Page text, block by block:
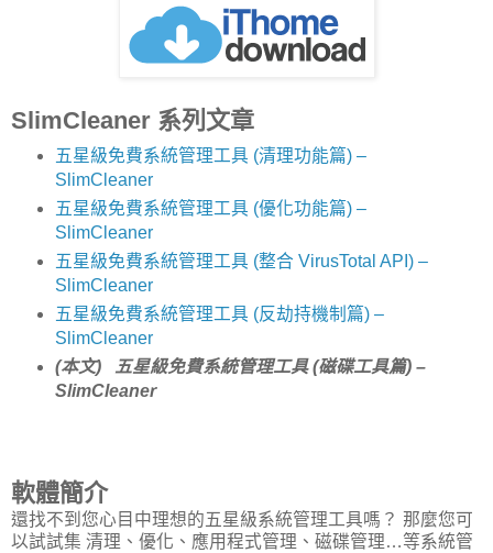
SlimCleaner 系列文章
五星級免費系統管理工具 (清理功能篇) –
SlimCleaner
五星級免費系統管理工具 (優化功能篇) –
SlimCleaner
五星級免費系統管理工具 (整合 VirusTotal API) –
SlimCleaner
五星級免費系統管理工具 (反劫持機制篇) –
SlimCleaner
(本文) 五星級免費系統管理工具 (磁碟工具篇) –
SlimCleaner
軟體簡介
還找不到您心目中理想的五星級系統管理工具嗎？ 那麼您可
以試試集 清理、優化、應用程式管理、磁碟管理…等系統管